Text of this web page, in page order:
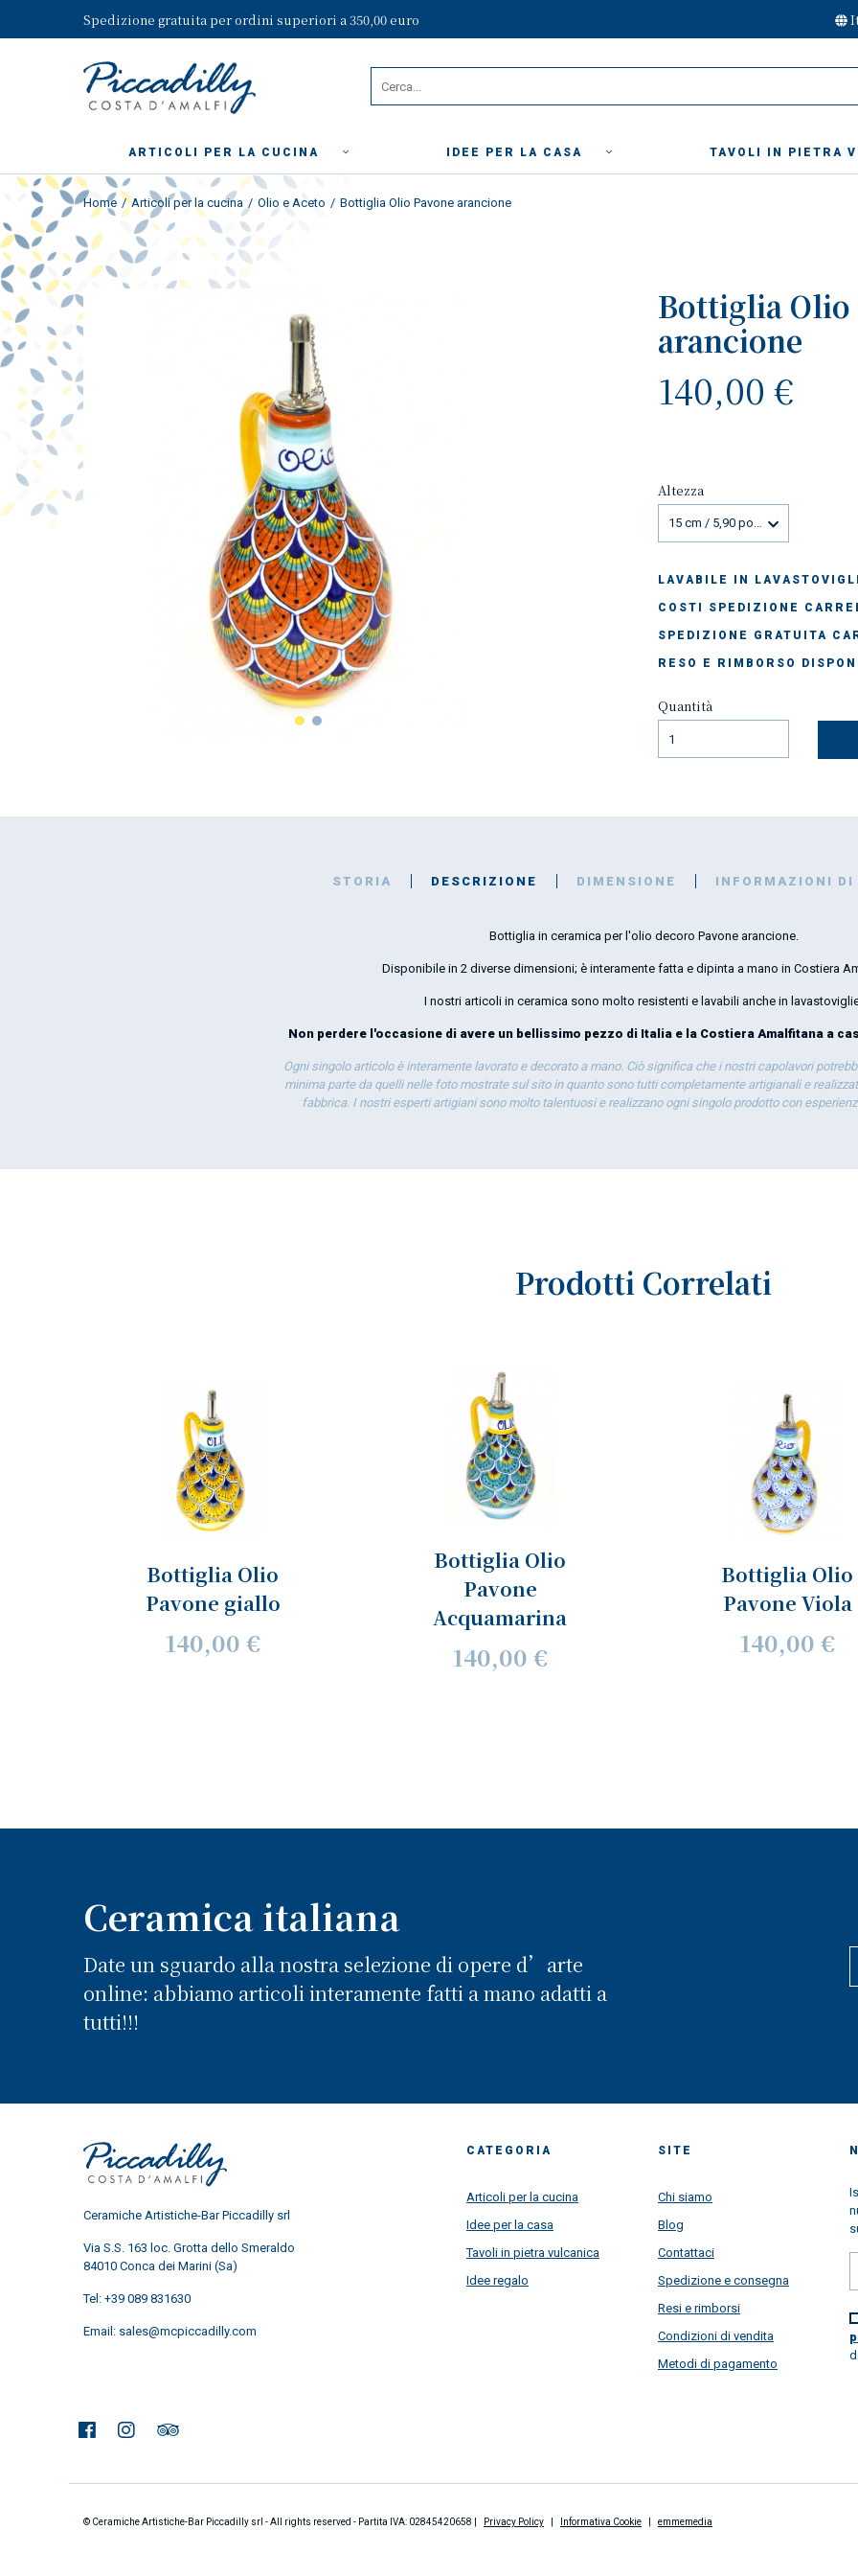
Spedizione gratuita per ordini superiori a 350,00 euro
ARTICOLI PER LA CUCINA IDEE PER LA CASA TAVOLI IN PIETRA
Home Articoli per la cucina Olio e Aceto Bottiglia Olio Pavone arancione
Bottiglia Olio
arancione
140,00 €
Altezza
15 cm / 5,90 pollici
LAVABILE IN
COSTI SPEDIZIONE
SPEDIZIONE GRATUITA
RESO E RIMBORSO
Quantità
STORIA DESCRIZIONE DIMENSIONE INFORMAZIONI DI
Bottiglia in ceramica per l'olio decoro Pavone arancione.
Disponibile in 2 diverse dimensioni; è interamente fatta e dipinta a mano in Costiera
I nostri articoli in ceramica sono molto resistenti e lavabili anche in
Non perdere l'occasione di avere un bellissimo pezzo di Italia e la Costiera Amalfitana a
Ogni singolo articolo è interamente lavorato e decorato a mano. Ciò significa che i nostri capolavori
minima parte da quelli nelle foto mostrate sul sito in quanto sono tutti completamente artigianali e
fabbrica. I nostri esperti artigiani sono molto talentuosi e realizzano ogni singolo prodotto con
Prodotti Correlati
Bottiglia Olio
Pavone giallo
140,00 €
Bottiglia Olio
Pavone
Acquamarina
140,00 €
Bottiglia Olio
Pavone Viola
140,00 €
Ceramica italiana
Date un sguardo alla nostra selezione di opere d’arte
online: abbiamo articoli interamente fatti a mano adatti a
tutti!!!
Ceramiche Artistiche-Bar Piccadilly srl
Via S.S. 163 loc. Grotta dello Smeraldo
84010 Conca dei Marini (Sa)
Tel: +39 089 831630
Email: sales@mcpiccadilly.com
CATEGORIA
Articoli per la cucina
Idee per la casa
Tavoli in pietra vulcanica
Idee regalo
SITE
Chi siamo
Blog
Contattaci
Spedizione e consegna
Resi e rimborsi
Condizioni di vendita
Metodi di pagamento
© Ceramiche Artistiche-Bar Piccadilly srl - All rights reserved - Partita IVA: 02845420658 | Privacy Policy Informativa Cookie emmemedia